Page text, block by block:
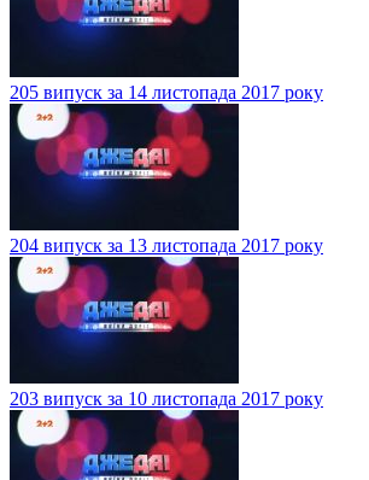
205 випуск за 14 листопада 2017 року
204 випуск за 13 листопада 2017 року
203 випуск за 10 листопада 2017 року